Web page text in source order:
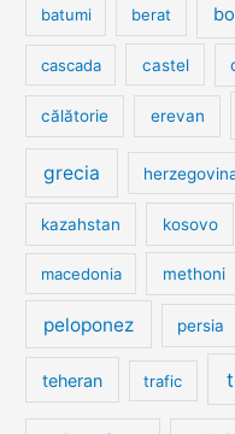
batumi berat
cascada castel
călătorie erevan
grecia
kazahstan kosovo
macedonia methoni
peloponez persia
teheran trafic